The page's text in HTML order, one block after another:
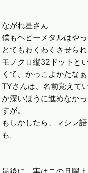
ながれ星さん
僕もヘビーメタルはや
とてもわくわくさせられ
モノクロ縦32ドットと
くて、かっこよかたなぁ
TYさんは、名前覚えて
か深いほうに進めなか
すが。
もしかしたら、マシン
も。